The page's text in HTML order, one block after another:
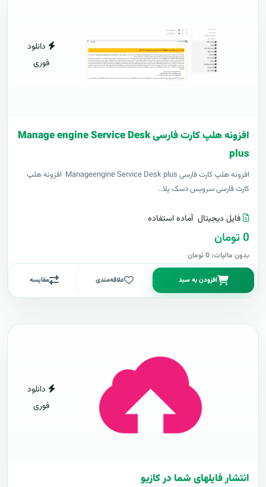
دانلود
فوری
افزونه هلپ کارت فارسی Manage engine Service Desk
plus
افزونه هلپ کارت فارسی Manageengine Service Desk plus افزونه هلپ
کارت فارسی سرویس دسک پلا..
فایل دیجیتال آماده استفاده
0 تومان
بدون مالیات: 0 تومان
افزودن به سبد علاقه‌مندی مقایسه
دانلود
فوری
انتشار فایلهای شما در کازیو